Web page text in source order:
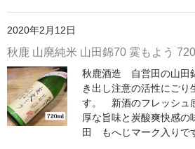
竹泉 田治米（兵庫県朝来市）
諏訪泉 諏訪酒造（鳥取県八頭郡智
✚旭日 旭日酒造（島根県出雲市）
悦凱陣 丸尾本店（香川県琴平市）
2020年2月12日
秋鹿 山廃純米 山田錦70 霙もよう
秋鹿酒造 自営田の山
き出し注意の活性にご
す。 新酒のフレッシュ
厚な旨味と炭酸爽快感
田 もへじマーク入りで